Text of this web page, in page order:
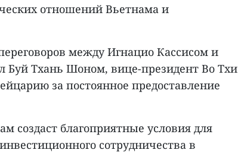
отношений Вьетнама и
между Игнацио Кассисом и
Буй Тхань Шоном, вице-президент Во Тхи
за постоянное предоставление
создаст благоприятные условия для
сотрудничества в